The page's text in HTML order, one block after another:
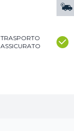
TRASPORTO
ASSICURATO